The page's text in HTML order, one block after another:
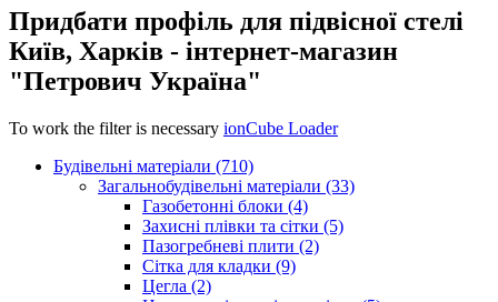
Придбати профіль для підвісної стелі
Київ, Харків - інтернет-магазин
"Петрович Україна"
To work the filter is necessary ionCube Loader
Будівельні матеріали (710)
Загальнобудівельні матеріали (33)
Газобетонні блоки (4)
Захисні плівки та сітки (5)
Пазогребневі плити (2)
Сітка для кладки (9)
Цегла (2)